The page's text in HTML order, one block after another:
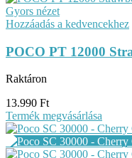
Gyors nézet
Hozzáadás a kedvencekhez
POCO PT 12000
Raktáron
13.990 Ft
Termék megvásárlása